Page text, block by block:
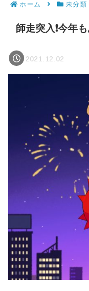
ホーム 未分類
師走突入❗️今年
2021.12.02